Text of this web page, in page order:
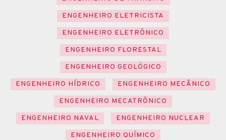
ENGENHEIRO ELETRICISTA
ENGENHEIRO ELETRÔNICO
ENGENHEIRO FLORESTAL
ENGENHEIRO GEOLÓGICO
ENGENHEIRO HÍDRICO
ENGENHEIRO MECÂNICO
ENGENHEIRO MECATRÔNICO
ENGENHEIRO NAVAL
ENGENHEIRO NUCLEAR
ENGENHEIRO QUÍMICO